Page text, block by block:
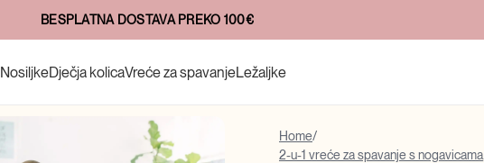
20+ GODINA INOVACIJA
NosiljkeDječja kolicaVreće za spavanjeLežaljke
Home/
2-u-1 vreće za spavanje s nogavicama